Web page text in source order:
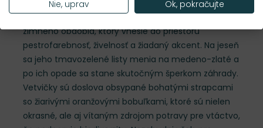
Ilex Magical® Daydream je ako hrejivý plameň
zimného obdobia, ktorý vnesie do priestoru
pestrofarebnosť, živelnosť a žiadaný akcent. Na jeseň
sa jeho tmavozelené listy menia na medeno-zlaté a
po ich opade sa stane skutočným šperkom záhrady.
Vetvičky sú doslova obsypané bohatými strapcami
so žiarivými oranžovými bobuľkami, ktoré sú nielen
okrasné, ale aj vítaným zdrojom potravy pre vtáctvo,
Nie, uprav Ok, pokračujte